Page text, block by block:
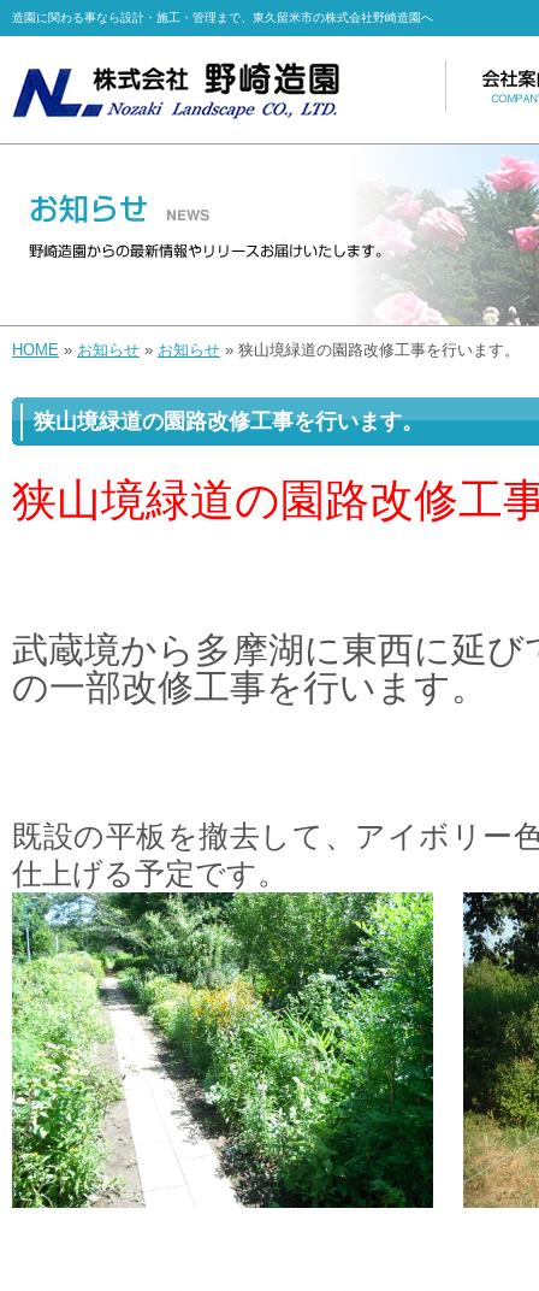
造園に関わる事なら設計・施工・管理まで、東久留米市の株式会社野崎造園へ
HOME » お知らせ » お知らせ » 狭山境緑道の園路改修工事を行います。
狭山境緑道の園路改修工事を行います。
狭山境緑道の園路改修工
武蔵境から多摩湖に東西に延
の一部改修工事を行います。
既設の平板を撤去して、アイボリー
仕上げる予定です。